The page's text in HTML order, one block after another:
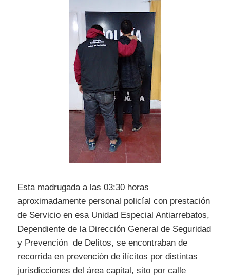
Esta madrugada a las 03:30 horas
aproximadamente personal policíal con prestación
de Servicio en esa Unidad Especial Antiarrebatos,
Dependiente de la Dirección General de Seguridad
y Prevención de Delitos, se encontraban de
recorrida en prevención de ilícitos por distintas
jurisdicciones del área capital, sito por calle